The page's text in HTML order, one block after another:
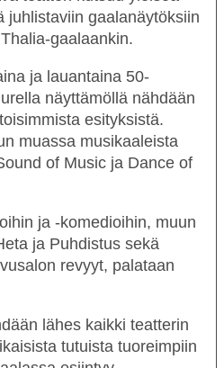
juhlistaviin gaalanäytöksiin
gaalaankin.
ja lauantaina 50-
näyttämöllä nähdään
esityksistä.
muassa musikaaleista
of Music ja Dance of
ja -komedioihin, muun
ja Puhdistus sekä
revyyt, palataan
lähes kaikki teatterin
tutuista tuoreimpiin